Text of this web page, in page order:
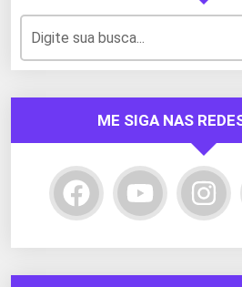
ME SIGA NAS